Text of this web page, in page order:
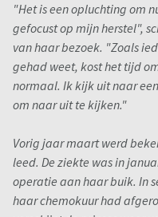
"Het is een opluchting om
gefocust op mijn herstel",
van haar bezoek. "Zoals
gehad weet, kost het tijd
normaal. Ik kijk uit naar
om naar uit te kijken."
Vorig jaar maart werd
leed. De ziekte was in
operatie aan haar buik. In
haar chemokuur had